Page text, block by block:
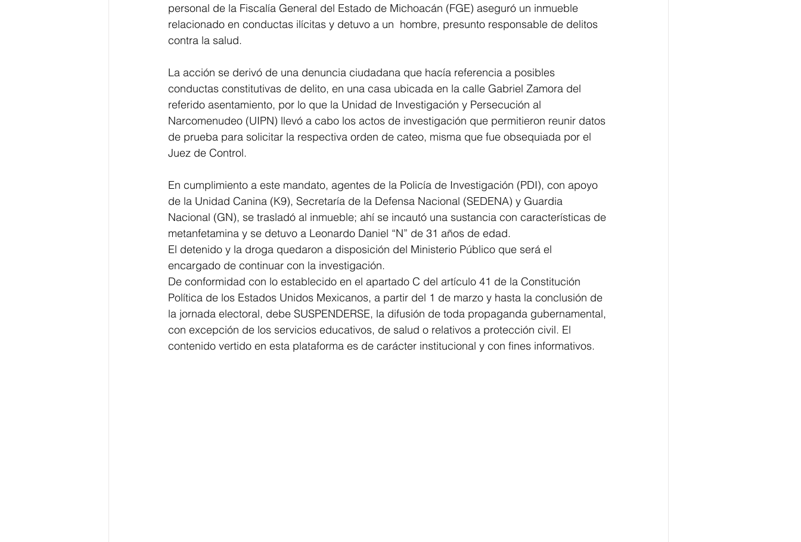
personal de la Fiscalía General del Estado de Michoacán (FGE) aseguró un inmueble
relacionado en conductas ilícitas y detuvo a un  hombre, presunto responsable de delitos
contra la salud.
La acción se derivó de una denuncia ciudadana que hacía referencia a posibles
conductas constitutivas de delito, en una casa ubicada en la calle Gabriel Zamora del
referido asentamiento, por lo que la Unidad de Investigación y Persecución al
Narcomenudeo (UIPN) llevó a cabo los actos de investigación que permitieron reunir datos
de prueba para solicitar la respectiva orden de cateo, misma que fue obsequiada por el
Juez de Control.
En cumplimiento a este mandato, agentes de la Policía de Investigación (PDI), con apoyo
de la Unidad Canina (K9), Secretaría de la Defensa Nacional (SEDENA) y Guardia
Nacional (GN), se trasladó al inmueble; ahí se incautó una sustancia con características de
metanfetamina y se detuvo a Leonardo Daniel “N” de 31 años de edad.
El detenido y la droga quedaron a disposición del Ministerio Público que será el
encargado de continuar con la investigación.
De conformidad con lo establecido en el apartado C del artículo 41 de la Constitución
Política de los Estados Unidos Mexicanos, a partir del 1 de marzo y hasta la conclusión de
la jornada electoral, debe SUSPENDERSE, la difusión de toda propaganda gubernamental,
con excepción de los servicios educativos, de salud o relativos a protección civil. El
contenido vertido en esta plataforma es de carácter institucional y con fines informativos.